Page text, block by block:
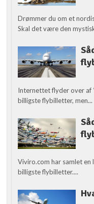
Drømmer du om et
Skal det være den
Internettet flyder over af
billigste flybilletter, men...
Viviro.com har samlet
billigste flybilletter....